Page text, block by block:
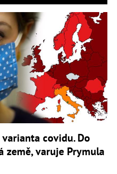
covidu. Do
země, varuje Prymula